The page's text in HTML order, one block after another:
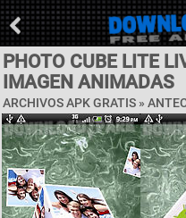
PHOTO CUBE LITE
IMAGEN ANIMADAS
ARCHIVOS APK GRATIS »